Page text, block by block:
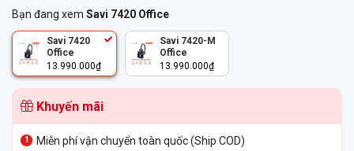
Bạn đang xem Savi 7420 Office
Savi 7420
Office
13.990.000₫
Savi 7420-M
Office
13.990.000₫
Khuyến mãi
Miễn phí vận chuyển toàn quốc (Ship COD)